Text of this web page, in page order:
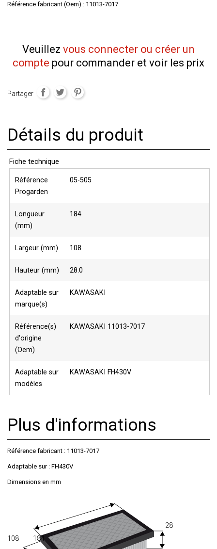
Référence fabricant (Oem) : 11013-7017
Veuillez vous connecter ou créer un
compte pour commander et voir les prix
Partager
Détails du produit
Fiche technique
Référence
Progarden
05-505
Longueur
(mm)
184
Largeur (mm) 108
Hauteur (mm) 28.0
Adaptable sur
marque(s)
KAWASAKI
Référence(s)
d'origine
(Oem)
KAWASAKI 11013-7017
Adaptable sur
modèles
KAWASAKI FH430V
Plus d'informations
Référence fabricant : 11013-7017
Adaptable sur: FH430V
Dimensions en mm
108 184
28